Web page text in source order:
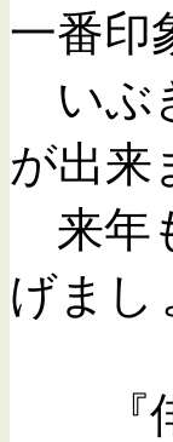
一番
いぶ
が出来
来年
げまし
『俳